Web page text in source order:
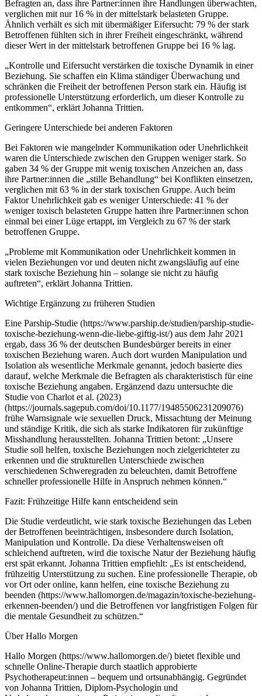
Befragten an, dass ihre Partner:innen ihre Handlungen überwachten,
verglichen mit nur 16 % in der mittelstark belasteten Gruppe.
Ähnlich verhält es sich mit übermäßiger Eifersucht: 79 % der stark
Betroffenen fühlten sich in ihrer Freiheit eingeschränkt, während
dieser Wert in der mittelstark betroffenen Gruppe bei 16 % lag.
„Kontrolle und Eifersucht verstärken die toxische Dynamik in einer
Beziehung. Sie schaffen ein Klima ständiger Überwachung und
schränken die Freiheit der betroffenen Person stark ein. Häufig ist
professionelle Unterstützung erforderlich, um dieser Kontrolle zu
entkommen“, erklärt Johanna Trittien.
Geringere Unterschiede bei anderen Faktoren
Bei Faktoren wie mangelnder Kommunikation oder Unehrlichkeit
waren die Unterschiede zwischen den Gruppen weniger stark. So
gaben 34 % der Gruppe mit wenig toxischen Anzeichen an, dass
ihre Partner:innen die „stille Behandlung“ bei Konflikten einsetzen,
verglichen mit 63 % in der stark toxischen Gruppe. Auch beim
Faktor Unehrlichkeit gab es weniger Unterschiede: 41 % der
weniger toxisch belasteten Gruppe hatten ihre Partner:innen schon
einmal bei einer Lüge ertappt, im Vergleich zu 67 % der stark
betroffenen Gruppe.
„Probleme mit Kommunikation oder Unehrlichkeit kommen in
vielen Beziehungen vor und deuten nicht zwangsläufig auf eine
stark toxische Beziehung hin – solange sie nicht zu häufig
auftreten“, erklärt Johanna Trittien.
Wichtige Ergänzung zu früheren Studien
Eine Parship-Studie (https://www.parship.de/studien/parship-studie-
toxische-beziehung-wenn-die-liebe-giftig-ist/) aus dem Jahr 2021
ergab, dass 36 % der deutschen Bundesbürger bereits in einer
toxischen Beziehung waren. Auch dort wurden Manipulation und
Isolation als wesentliche Merkmale genannt, jedoch basierte dies
darauf, welche Merkmale die Befragten als charakteristisch für eine
toxische Beziehung angaben. Ergänzend dazu untersuchte die
Studie von Charlot et al. (2023)
(https://journals.sagepub.com/doi/10.1177/19485506231209076)
frühe Warnsignale wie sexuellen Druck, Missachtung der Meinung
und ständige Kritik, die sich als starke Indikatoren für zukünftige
Misshandlung herausstellten. Johanna Trittien betont: „Unsere
Studie soll helfen, toxische Beziehungen noch zielgerichteter zu
erkennen und die strukturellen Unterschiede zwischen
verschiedenen Schweregraden zu beleuchten, damit Betroffene
schneller professionelle Hilfe in Anspruch nehmen können.“
Fazit: Frühzeitige Hilfe kann entscheidend sein
Die Studie verdeutlicht, wie stark toxische Beziehungen das Leben
der Betroffenen beeinträchtigen, insbesondere durch Isolation,
Manipulation und Kontrolle. Da diese Verhaltensweisen oft
schleichend auftreten, wird die toxische Natur der Beziehung häufig
erst spät erkannt. Johanna Trittien empfiehlt: „Es ist entscheidend,
frühzeitig Unterstützung zu suchen. Eine professionelle Therapie, ob
vor Ort oder online, kann helfen, eine toxische Beziehung zu
beenden (https://www.hallomorgen.de/magazin/toxische-beziehung-
erkennen-beenden/) und die Betroffenen vor langfristigen Folgen für
die mentale Gesundheit zu schützen.“
Über Hallo Morgen
Hallo Morgen (https://www.hallomorgen.de/) bietet flexible und
schnelle Online-Therapie durch staatlich approbierte
Psychotherapeut:innen – bequem und ortsunabhängig. Gegründet
von Johanna Trittien, Diplom-Psychologin und